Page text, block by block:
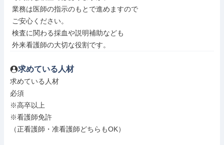
外来看護師の大切な役割です。
求めている人材
求めている人材
必須
※高卒以上
※看護師免許
（正看護師・准看護師どちらもOK）